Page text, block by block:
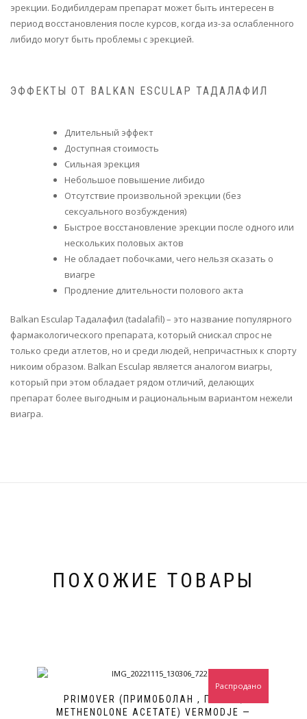
эрекции. Бодибилдерам препарат может быть интересен в
период восстановления после курсов, когда из-за ослабленного
либидо могут быть проблемы с эрекцией.
ЭФФЕКТЫ ОТ BALKAN ESCULAP ТАДАЛАФИЛ
Длительный эффект
Доступная стоимость
Сильная эрекция
Небольшое повышение либидо
Отсутствие произвольной эрекции (без
сексуального возбуждения)
Быстрое восстановление эрекции после одного или
нескольких половых актов
Не обладает побочками, чего нельзя сказать о
виагре
Продление длительности полового акта
Balkan Esculap Тадалафил (tadalafil) – это название популярного
фармакологического препарата, который снискал спрос не
только среди атлетов, но и среди людей, непричастных к спорту
никоим образом. Balkan Esculap является аналогом виагры,
который при этом обладает рядом отличий, делающих
препарат более выгодным и рациональным вариантом нежели
виагра.
ПОХОЖИЕ ТОВАРЫ
PRIMOVER (ПРИМОБОЛАН , ПРИМА,
METHENOLONE ACETATE) VERMODJE —
Распродано